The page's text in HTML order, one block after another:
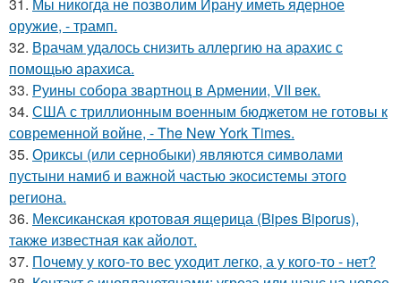
оружие, - трамп.
32. Врачам удалось снизить аллергию на арахис с
помощью арахиса.
33. Руины собора звартноц в Армении, VII век.
34. США с триллионным военным бюджетом не готовы к
современной войне, - The New York Times.
35. Ориксы (или сернобыки) являются символами
пустыни намиб и важной частью экосистемы этого
региона.
36. Мексиканская кротовая ящерица (Bipes Biporus),
также известная как айолот.
37. Почему у кого-то вес уходит легко, а у кого-то - нет?